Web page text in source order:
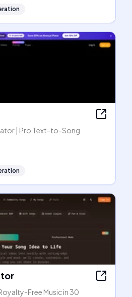
| Pro Text-to-Song
Free Music in 30